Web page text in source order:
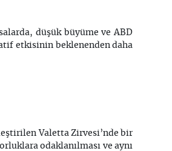
düşük büyüme ve ABD
etkisinin beklenenden daha
Valetta Zirvesi’nde bir
odaklanılması ve aynı